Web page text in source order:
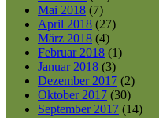
Mai 2018 (7)
April 2018 (27)
März 2018 (4)
Februar 2018 (1)
Januar 2018 (3)
Dezember 2017 (2)
Oktober 2017 (30)
September 2017 (14)